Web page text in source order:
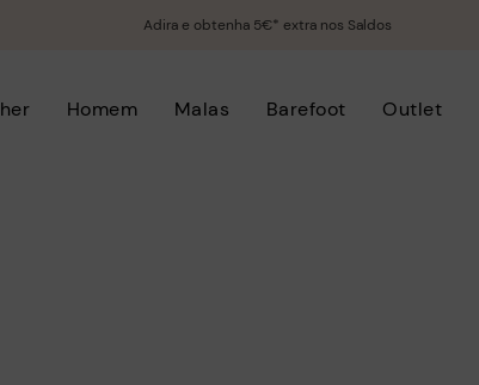
Adira e obtenha 5€* extra nos Saldos
Homem Malas Barefoot Outlet